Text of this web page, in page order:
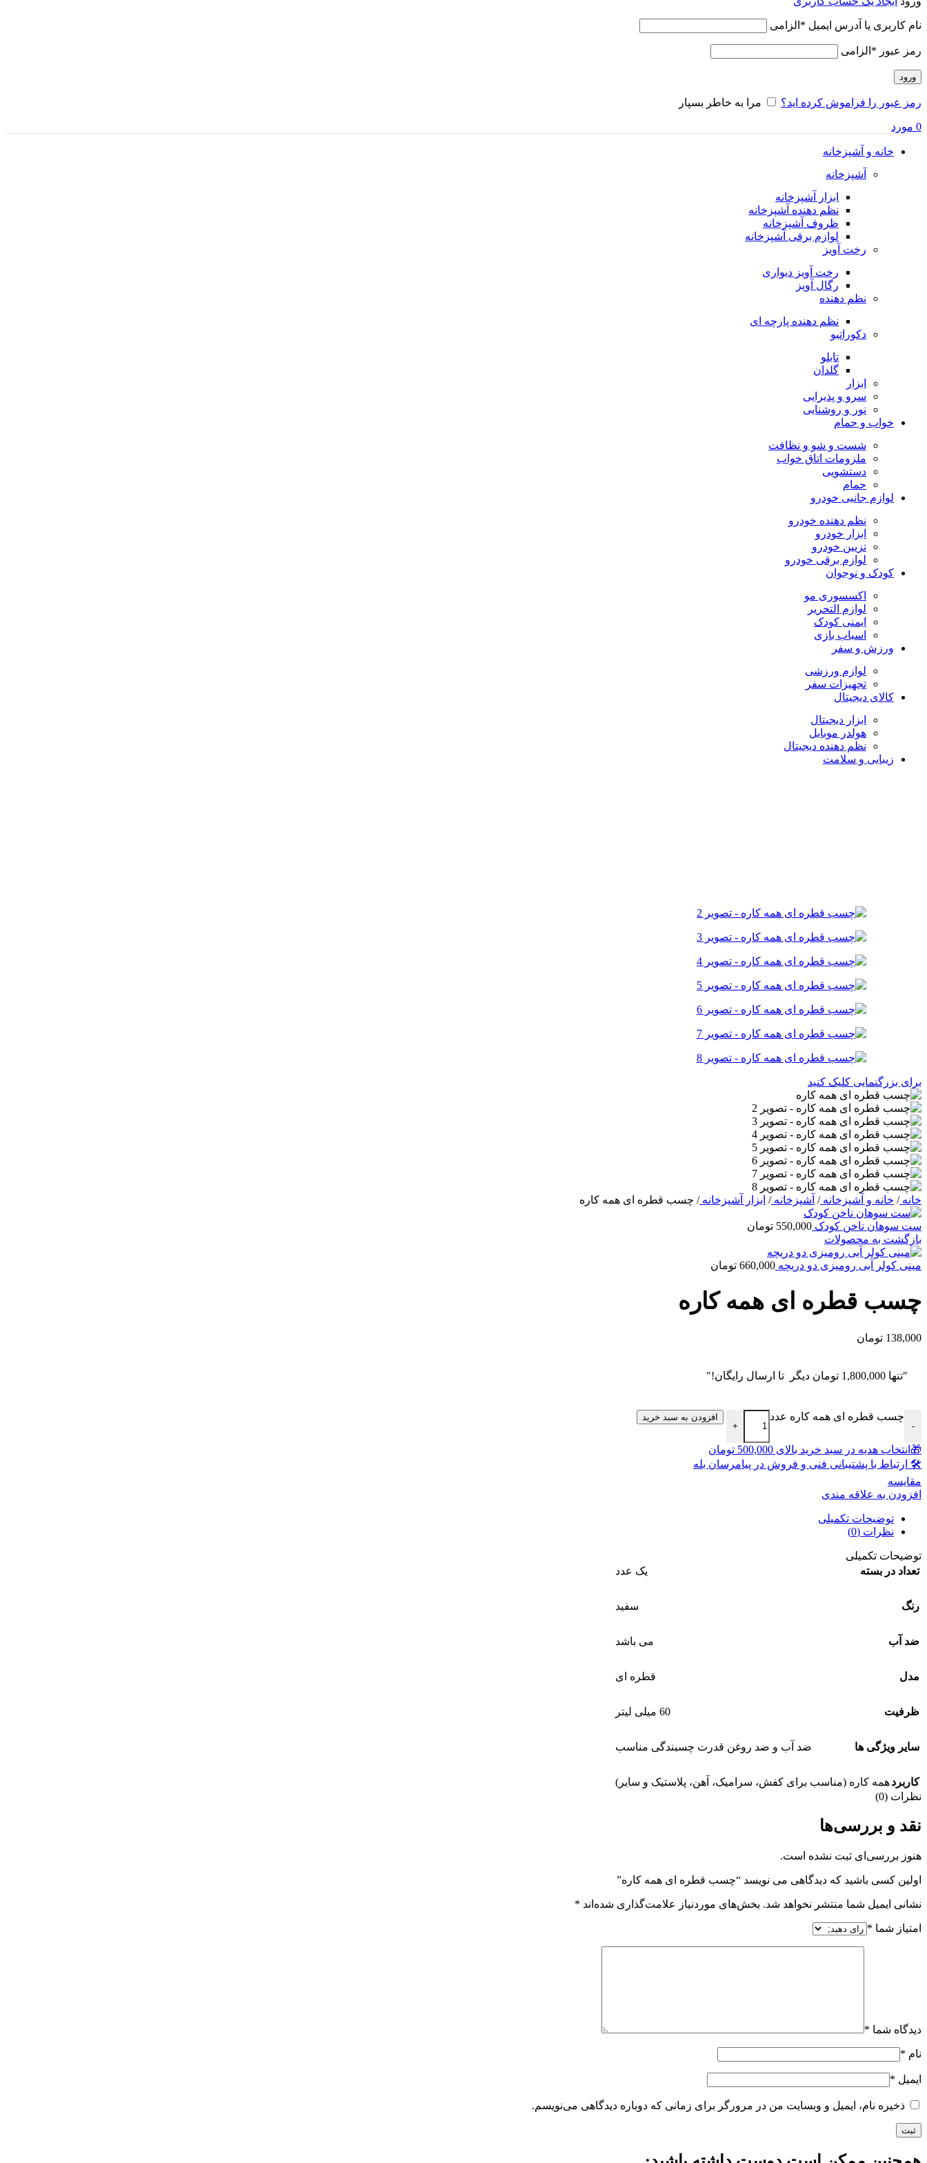
نام کاربری یا آدرس ایمیل * الزامی
رمز عبور * الزامی
ورود
رمز عبور را فراموش کرده اید؟ مرا به خاطر بسپار
0 مورد
خانه و آشپزخانه
آشپزخانه
ابزار آشپزخانه
نظم دهنده آشپزخانه
ظروف آشپزخانه
لوازم برقی آشپزخانه
رخت آویز
رخت آویز دیواری
رگال آویز
نظم دهنده
نظم دهنده پارچه ای
دکوراتیو
تابلو
گلدان
ابزار
سرو و پذیرایی
نور و روشنایی
خواب و حمام
شست و شو و نظافت
ملزومات اتاق خواب
دستشویی
حمام
لوازم جانبی خودرو
نظم دهنده خودرو
ابزار خودرو
تزیین خودرو
لوازم برقی خودرو
کودک و نوجوان
اکسسوری مو
لوازم التحریر
ایمنی کودک
اسباب بازی
ورزش و سفر
لوازم ورزشی
تجهیزات سفر
کالای دیجیتال
ابزار دیجیتال
هولدر موبایل
نظم دهنده دیجیتال
زیبایی و سلامت
برای بزرگنمایی کلیک کنید
خانه/ خانه و آشپزخانه/ آشپزخانه/ ابزار آشپزخانه/ چسب قطره ای همه کاره
ست سوهان ناخن کودک 550,000 تومان
بازگشت به محصولات
مینی کولر آبی رومیزی دو دریچه 660,000 تومان
چسب قطره ای همه کاره
138,000 تومان
"تنها 1,800,000 تومان دیگر تا ارسال رایگان!"
-
چسب قطره ای همه کاره عدد
+
افزودن به سبد خرید
🎁انتخاب هدیه در سبد خرید بالای 500,000 تومان
🛠 ارتباط با پشتیبانی فنی و فروش در پیامرسان بله
مقايسه
افزودن به علاقه مندی
توضیحات تکمیلی
نظرات (0)
توضیحات تکمیلی
تعداد در بسته
یک عدد
رنگ سفید
ضد آب می باشد
مدل قطره ای
ظرفیت 60 میلی لیتر
سایر ویژگی ها ضد آب و ضد روغن قدرت چسبندگی مناسب
کاربردهمه کاره (مناسب برای کفش، سرامیک، آهن، پلاستیک و سایر)
نظرات (0)
نقد و بررسی‌ها
هنوز بررسی‌ای ثبت نشده است.
اولین کسی باشید که دیدگاهی می نویسد “چسب قطره ای همه کاره”
نشانی ایمیل شما منتشر نخواهد شد. بخش‌های موردنیاز علامت‌گذاری شده‌اند *
امتیاز شما *
دیدگاه شما *
نام *
ایمیل *
ذخیره نام، ایمیل و وبسایت من در مرورگر برای زمانی که دوباره دیدگاهی می‌نویسم.